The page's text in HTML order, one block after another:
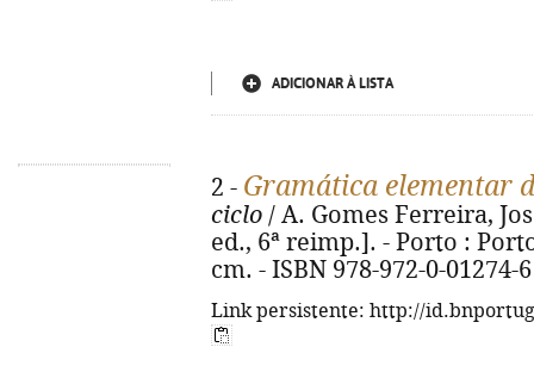
ADICIONAR À LISTA
2 - Gramática elementar
ciclo / A. Gomes Ferreira,
ed., 6ª reimp.]. - Porto :
cm. - ISBN 978-972-0-01274-6
Link persistente: http://